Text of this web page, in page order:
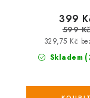
Skladem
329,75 Kč
399
599 Kč